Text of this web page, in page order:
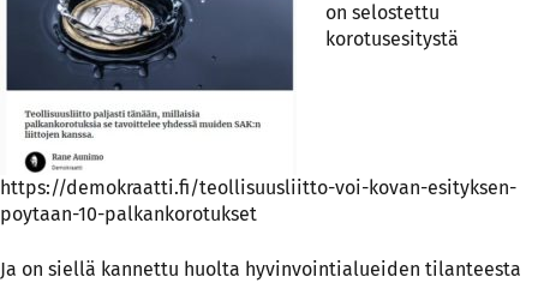
on selostettu
korotusesitystä
https://demokraatti.fi/teollisuusliitto-voi-kovan-esityksen-
poytaan-10-palkankorotukset
Ja on siellä kannettu huolta hyvinvointialueiden tilanteesta